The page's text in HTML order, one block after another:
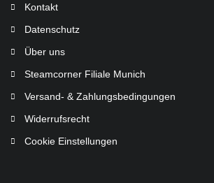
Kontakt
Datenschutz
Über uns
Steamcorner Filiale Munich
Versand- & Zahlungsbedingungen
Widerrufsrecht
Cookie Einstellungen